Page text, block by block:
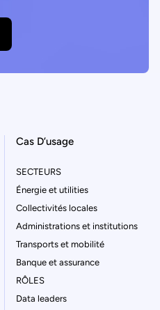
Cas D’usage
SECTEURS
Énergie et utilities
Collectivités locales
Administrations et institutions
Transports et mobilité
Banque et assurance
RÔLES
Data leaders